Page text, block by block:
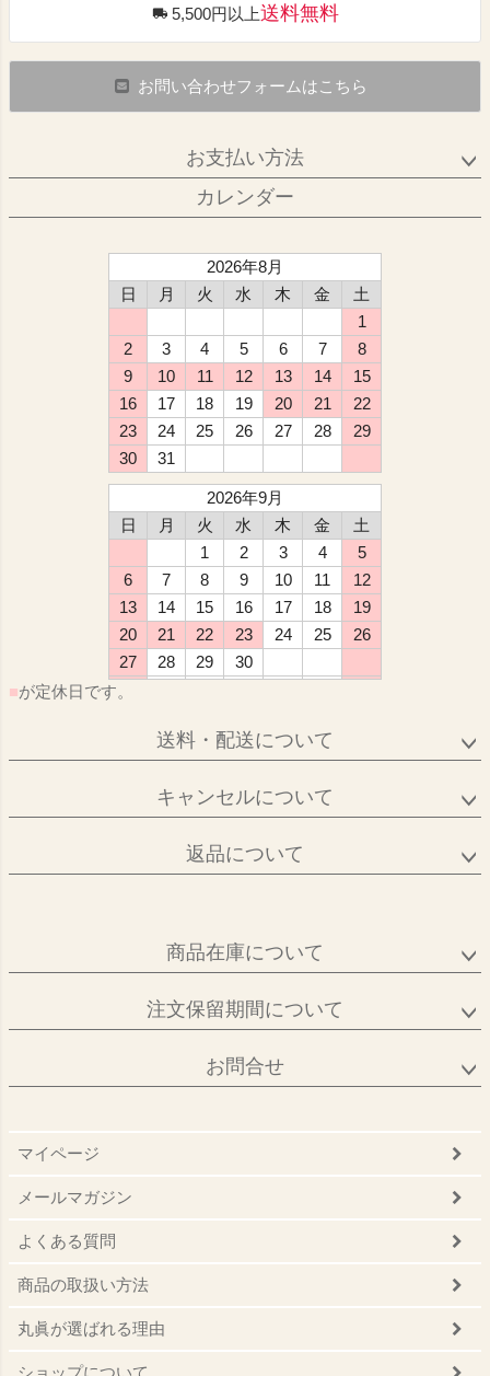
5,500円以上送料無料
お問い合わせフォームはこちら
お支払い方法
カレンダー
2026年8月
日
月 火 水 木 金
土
1
2
3 4 5 6 7
8
9
10 11 12 13 14
15
16
17 18 19 20 21
22
23
24 25 26 27 28
29
30
31
2026年9月
日
月 火 水 木 金
土
1
2 3 4
5
6
7 8 9 10 11
12
13
14 15 16 17 18
19
20
21 22 23 24 25
26
27
28 29
30
■が定休日です。
送料・配送について
キャンセルについて
返品について
商品在庫について
注文保留期間について
お問合せ
マイページ
メールマガジン
よくある質問
商品の取扱い方法
丸眞が選ばれる理由
ショップについて